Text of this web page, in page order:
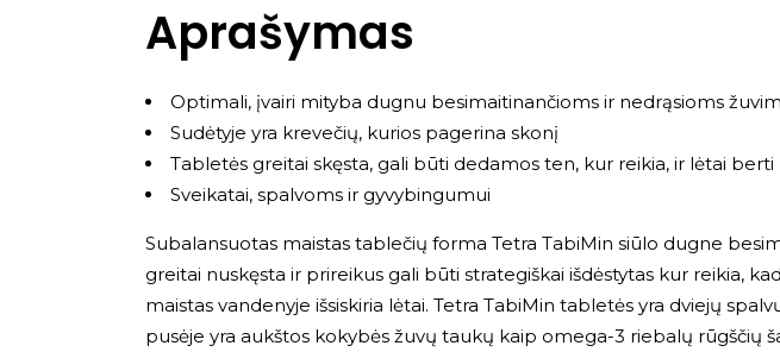
Aprašymas
Optimali, įvairi mityba dugnu besimaitinančioms ir nedrąsioms
Sudėtyje yra krevečių, kurios pagerina skonį
Tabletės greitai skęsta, gali būti dedamos ten, kur reikia, ir lėtai
Sveikatai, spalvoms ir gyvybingumui
Subalansuotas maistas tablečių forma Tetra TabiMin siūlo dugne
greitai nuskęsta ir prireikus gali būti strategiškai išdėstytas kur reikia,
maistas vandenyje išsiskiria lėtai. Tetra TabiMin tabletės yra dviejų
pusėje yra aukštos kokybės žuvų taukų kaip omega-3 riebalų